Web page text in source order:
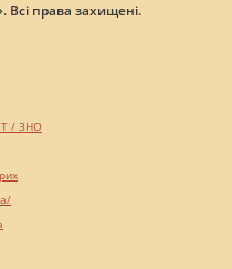
Всі права захищені.
/ ЗНО